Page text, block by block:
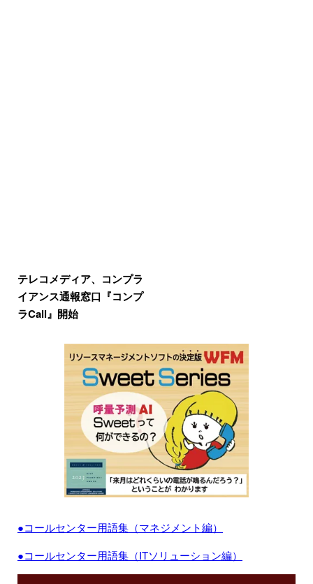
テレコメディア、コンプラ
イアンス通報窓口『コンプ
ラCall』開始
●コールセンター用語集（マネジメント編）
●コールセンター用語集（ITソリューション編）